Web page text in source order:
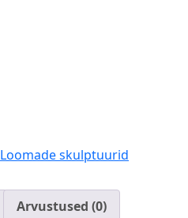
Loomade skulptuurid
Arvustused (0)